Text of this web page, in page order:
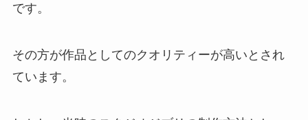
です。
その方が作品としてのクオリティーが高いとされ
ています。